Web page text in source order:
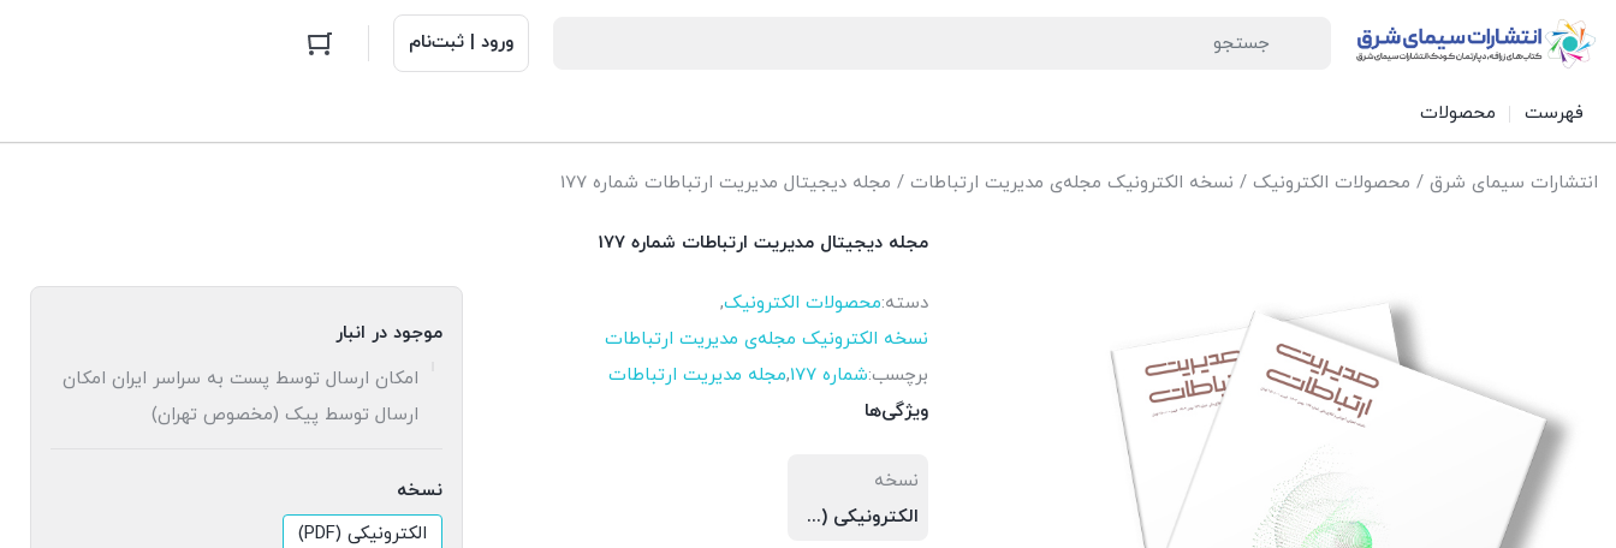
ورود | ثبت‌نام
فهرست محصولات
انتشارات سیمای شرق / محصولات الکترونیک / نسخه الکترونیک مجله‌ی مدیریت ارتباطات / مجله دیجیتال مدیریت ارتباطات شماره 177
مجله دیجیتال مدیریت ارتباطات شماره 177
دسته:محصولات الکترونیک,
نسخه الکترونیک مجله‌ی مدیریت ارتباطات
برچسب:شماره 177 ,مجله مدیریت ارتباطات
ویژگی‌ها
نسخه
الکترونیکی (PDF)
موجود در انبار
امکان ارسال توسط پست به سراسر ایران امکان
ارسال توسط پیک (مخصوص تهران)
نسخه
الکترونیکی (PDF)